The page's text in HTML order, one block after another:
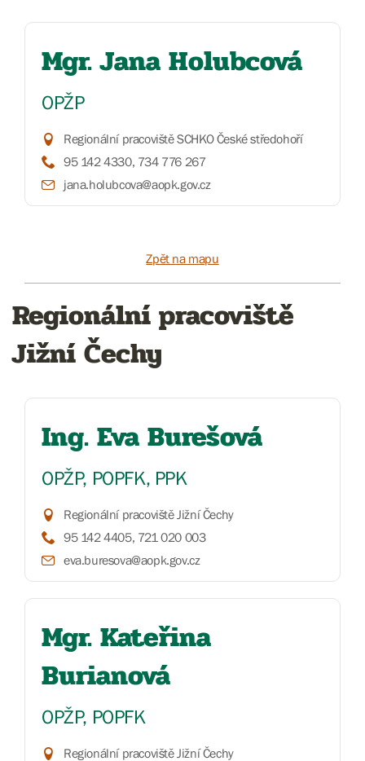
Mgr. Jana Holubcová
OPŽP
Regionální pracoviště SCHKO České středohoří
95 142 4330, 734 776 267
jana.holubcova@aopk.gov.cz
Zpět na mapu
Regionální pracoviště
Jižní Čechy
Ing. Eva Burešová
OPŽP, POPFK, PPK
Regionální pracoviště Jižní Čechy
95 142 4405, 721 020 003
eva.buresova@aopk.gov.cz
Mgr. Kateřina
Burianová
OPŽP, POPFK
Regionální pracoviště Jižní Čechy